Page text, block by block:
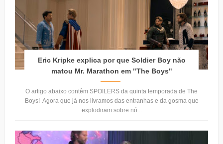
Eric Kripke explica por que Soldier Boy não
matou Mr. Marathon em "The Boys"
O artigo abaixo contêm SPOILERS da quinta temporada de The
Boys! Agora que já nos livramos das entranhas e da gosma que
explodiram sobre nó...